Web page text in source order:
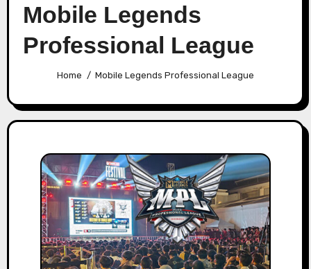
Mobile Legends
Professional League
Home Mobile Legends Professional League